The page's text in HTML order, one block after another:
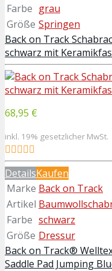
Farbe grau
Größe Springen
Back on Track
schwarz mit
68,95 €
inkl. 19% gesetzlicher MwSt.
DetailsKaufen
Marke Back on Track
Artikel
Farbe schwarz
Größe Dressur
Back on Track®
Saddle Pad Jumping